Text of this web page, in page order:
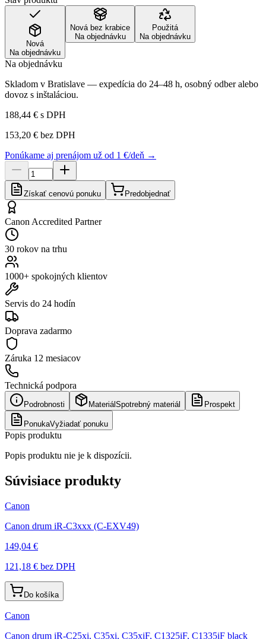
Nová
Na objednávku
Nová bez krabice
Na objednávku
Použitá
Na objednávku
Na objednávku
Skladom v Bratislave — expedícia do 24–48 h, osobný odber alebo
dovoz s inštaláciou.
188,44 € s DPH
153,20 € bez DPH
Ponúkame aj prenájom už od 1 €/deň →
Získať cenovú ponuku Predobjednať
Canon Accredited Partner
30 rokov na trhu
1000+ spokojných klientov
Servis do 24 hodín
Doprava zadarmo
Záruka 12 mesiacov
Technická podpora
Podrobnosti Materiál Spotrebný materiál Prospekt
PonukaVyžiadať ponuku
Popis produktu
Popis produktu nie je k dispozícii.
Súvisiace produkty
Canon
Canon drum iR-C3xxx (C-EXV49)
149,04 €
121,18 € bez DPH
Do košíka
Canon
Canon drum iR-C25xi, C35xi, C35xiF, C1325iF, C1335iF black